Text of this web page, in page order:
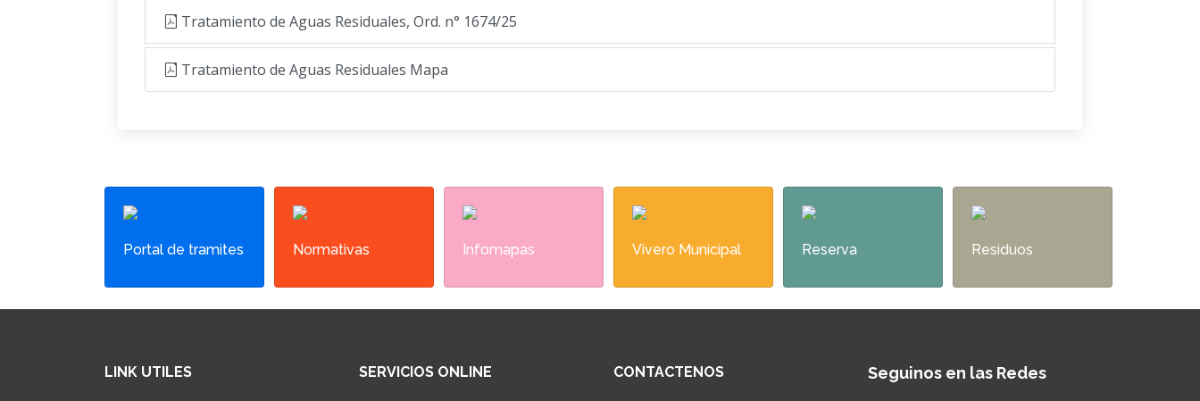
Tratamiento de Aguas Residuales, Ord. n° 1674/25
Tratamiento de Aguas Residuales Mapa
Portal de tramites Normativas Infomapas Vivero Municipal Reserva Residuos
LINK UTILES
SERVICIOS ONLINE
CONTACTENOS Seguinos en las Redes